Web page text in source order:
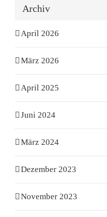
Archiv
April 2026
März 2026
April 2025
Juni 2024
März 2024
Dezember 2023
November 2023